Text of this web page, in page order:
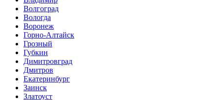
Волгоград
Вологда
Воронеж
Горно-Алтайск
Грозный
Губкин
Димитровград
Дмитров
Екатеринбург
Заинск
Златоуст